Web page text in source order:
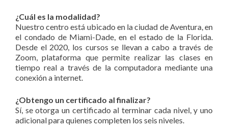
¿Cuál es la modalidad?
Nuestro centro está ubicado en la ciudad de Aventura, en
el condado de Miami-Dade, en el estado de la Florida.
Desde el 2020, los cursos se llevan a cabo a través de
Zoom, plataforma que permite realizar las clases en
tiempo real a través de la computadora mediante una
conexión a internet.
¿Obtengo un certificado al finalizar?
Sí, se otorga un certificado al terminar cada nivel, y uno
adicional para quienes completen los seis niveles.